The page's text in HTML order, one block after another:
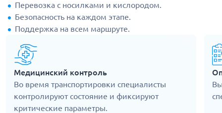
Перевозка с носилками и кислородом.
Безопасность на каждом этапе.
Поддержка на всем маршруте.
Медицинский контроль
Во время транспортировки специалисты
контролируют состояние и фиксируют
критические параметры.